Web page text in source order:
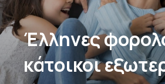
Έλληνες
κάτοικοι